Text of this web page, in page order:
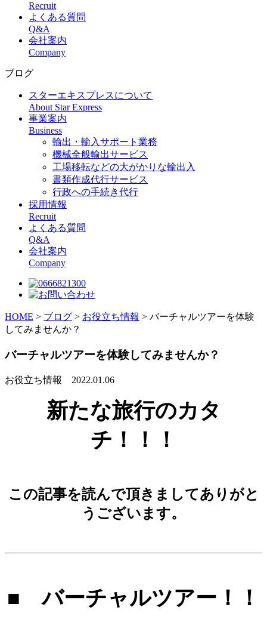
Recruit
よくある質問
Q&A
会社案内
Company
ブログ
スターエキスプレスについて
About Star Express
事業案内
Business
輸出・輸入サポート業務
機械全般輸出サービス
工場移転などの大がかりな輸出入
書類作成代行サービス
行政への手続き代行
採用情報
Recruit
よくある質問
Q&A
会社案内
Company
HOME > ブログ > お役立ち情報 > バーチャルツアーを体験
してみませんか？
バーチャルツアーを体験してみませんか？
お役立ち情報 2022.01.06
新たな旅行のカタ
チ！！！
この記事を読んで頂きましてありがと
うございます。
■ バーチャルツアー！！